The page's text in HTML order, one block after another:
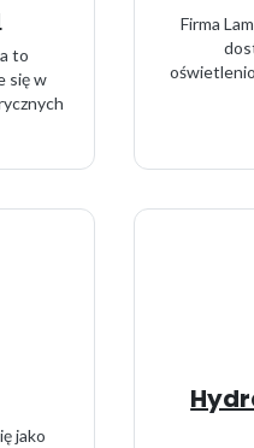
to
się w
Firma
jako